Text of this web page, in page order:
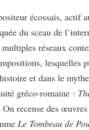
écossais, actif
du sceau de
réseaux
lesquelles
et dans le
gréco-romaine :
recense des
Le Tombeau de